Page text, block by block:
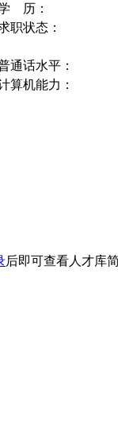
历：
职状态：
通话水平：
算机能力：
后即可查看人才库